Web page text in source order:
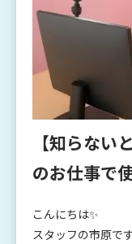
【知らない
のお仕事で
こんにちは✨
スタッフの市原で